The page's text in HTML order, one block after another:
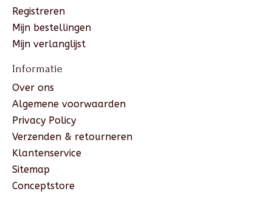
Registreren
Mijn bestellingen
Mijn verlanglijst
Informatie
Over ons
Algemene voorwaarden
Privacy Policy
Verzenden & retourneren
Klantenservice
Sitemap
Conceptstore